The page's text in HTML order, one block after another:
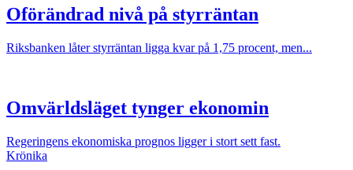
Oförändrad nivå på styrräntan
Riksbanken låter styrräntan ligga kvar på 1,75 procent, men...
Omvärldsläget tynger ekonomin
Regeringens ekonomiska prognos ligger i stort sett fast.
Krönika